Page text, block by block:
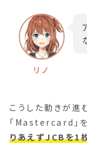
こうした動きが進
「Mastercard」
りあえずJCBを1